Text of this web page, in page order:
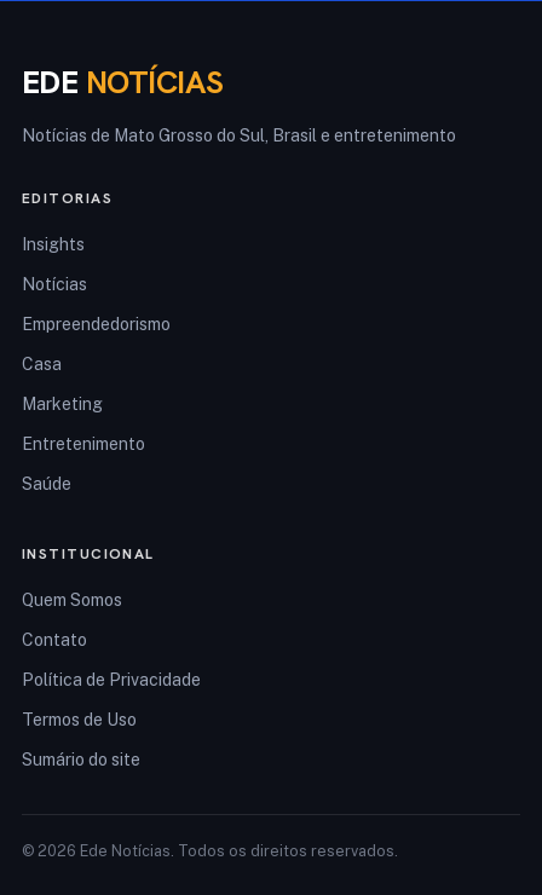
EDE NOTÍCIAS
Notícias de Mato Grosso do Sul, Brasil e entretenimento
EDITORIAS
Insights
Notícias
Empreendedorismo
Casa
Marketing
Entretenimento
Saúde
INSTITUCIONAL
Quem Somos
Contato
Política de Privacidade
Termos de Uso
Sumário do site
© 2026 Ede Notícias. Todos os direitos reservados.